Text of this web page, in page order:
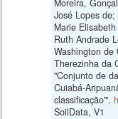
Moreira,
José Lopes
Marie
Ruth Andrade
Washington de
Therezinha da
"Conjunto de
Cuiabá-
classificação'",
SoilData, V1